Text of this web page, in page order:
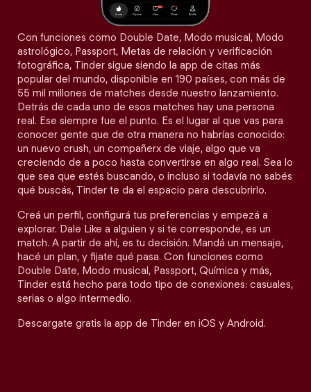
Con funciones como Double Date, Modo musical, Modo
astrológico, Passport, Metas de relación y verificación
fotográfica, Tinder sigue siendo la app de citas más
popular del mundo, disponible en 190 países, con más de
55 mil millones de matches desde nuestro lanzamiento.
Detrás de cada uno de esos matches hay una persona
real. Ese siempre fue el punto. Es el lugar al que vas para
conocer gente que de otra manera no habrías conocido:
un nuevo crush, un compañerx de viaje, algo que va
creciendo de a poco hasta convertirse en algo real. Sea lo
que sea que estés buscando, o incluso si todavía no sabés
qué buscás, Tinder te da el espacio para descubrirlo.
Creá un perfil, configurá tus preferencias y empezá a
explorar. Dale Like a alguien y si te corresponde, es un
match. A partir de ahí, es tu decisión. Mandá un mensaje,
hacé un plan, y fijate qué pasa. Con funciones como
Double Date, Modo musical, Passport, Química y más,
Tinder está hecho para todo tipo de conexiones: casuales,
serias o algo intermedio.
Descargate gratis la app de Tinder en iOS y Android.